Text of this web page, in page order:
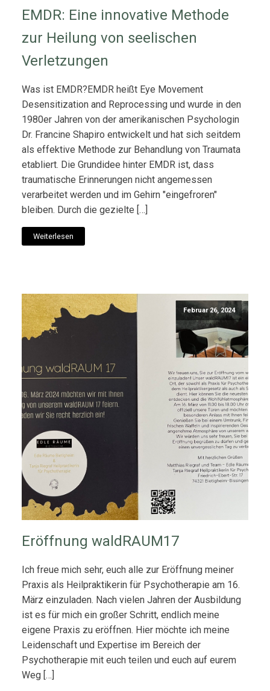
EMDR: Eine innovative Methode
zur Heilung von seelischen
Verletzungen
Was ist EMDR?EMDR heißt Eye Movement
Desensitization and Reprocessing und wurde in den
1980er Jahren von der amerikanischen Psychologin
Dr. Francine Shapiro entwickelt und hat sich seitdem
als effektive Methode zur Behandlung von Traumata
etabliert. Die Grundidee hinter EMDR ist, dass
traumatische Erinnerungen nicht angemessen
verarbeitet werden und im Gehirn "eingefroren"
bleiben. Durch die gezielte […]
Weiterlesen
Februar 26, 2024
Eröffnung waldRAUM17
Ich freue mich sehr, euch alle zur Eröffnung meiner
Praxis als Heilpraktikerin für Psychotherapie am 16.
März einzuladen. Nach vielen Jahren der Ausbildung
ist es für mich ein großer Schritt, endlich meine
eigene Praxis zu eröffnen. Hier möchte ich meine
Leidenschaft und Expertise im Bereich der
Psychotherapie mit euch teilen und euch auf eurem
Weg […]